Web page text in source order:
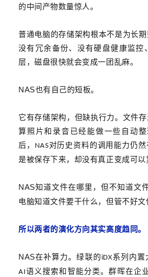
的中间产物数量惊人。
普通电脑的存储架构根本不是为长期
没有冗余备份、没有硬盘健康监控
层，磁盘很快就会变成一团乱麻。
NAS也有自己的短板。
它有存储架构，但缺执行力。文件
算照片和录音已经能做一些自动
后，
NAS对历史资料的调用能力仍
是被保存下来，却没有真正变成可以
NAS知道文件在哪里，但不知道文
电脑知道文件要干什么，但管不好文
所以两者的演化方向其实高度趋同。
NAS在补算力。绿联的 iDX系列内置
AI语义搜索和智能分类。群晖在企